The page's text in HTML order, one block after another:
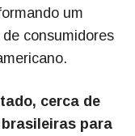
um
consumidores
cerca de
para